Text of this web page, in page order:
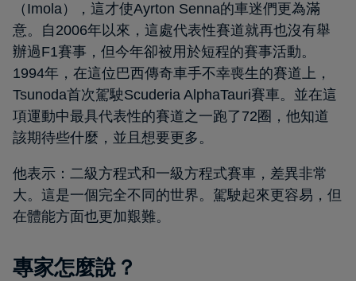
（Imola），這才使Ayrton Senna的車迷們更為滿
意。自2006年以來，這處代表性賽道就再也沒有舉
辦過F1賽事，但今年卻被用於短程的賽事活動。
1994年，在這位巴西傳奇車手不幸喪生的賽道上，
Tsunoda首次駕駛Scuderia AlphaTauri賽車。並在這
項運動中最具代表性的賽道之一跑了72圈，他知道
該期待些什麼，並且想要更多。
他表示：二級方程式和一級方程式賽車，差異非常
大。這是一個完全不同的世界。駕駛起來更容易，但
在體能方面也更加艱難。
專家怎麼說？